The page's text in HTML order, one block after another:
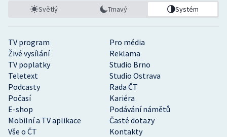
TV program
Pro média
Živé vysílání
Reklama
TV poplatky
Studio Brno
Teletext
Studio Ostrava
Podcasty
Rada ČT
Počasí
Kariéra
E-shop
Podávání námětů
Mobilní a TV aplikace
Časté dotazy
Vše o ČT
Kontakty
Světlý Tmavý Systém